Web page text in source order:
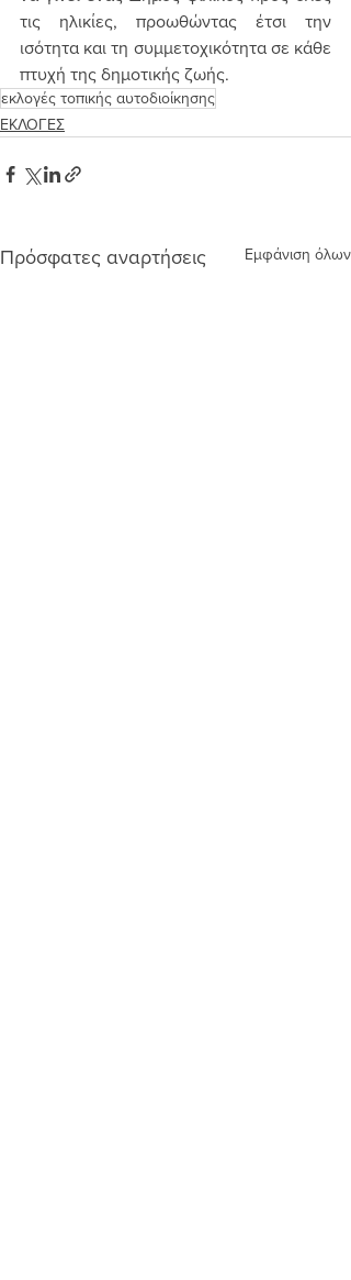
τις ηλικίες, προωθώντας έτσι την
ισότητα και τη συμμετοχικότητα σε κάθε
πτυχή της δημοτικής ζωής.
εκλογές τοπικής αυτοδιοίκησης
ΕΚΛΟΓΕΣ
Πρόσφατες αναρτήσεις Εμφάνιση όλων